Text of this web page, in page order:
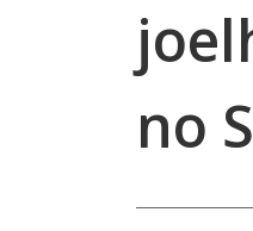
no